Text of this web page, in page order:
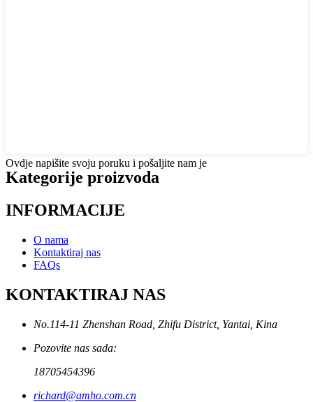
Ovdje napišite svoju poruku i pošaljite nam je
Kategorije proizvoda
INFORMACIJE
O nama
Kontaktiraj nas
FAQs
KONTAKTIRAJ NAS
No.114-11 Zhenshan Road, Zhifu District, Yantai, Kina
Pozovite nas sada:
18705454396
richard@amho.com.cn